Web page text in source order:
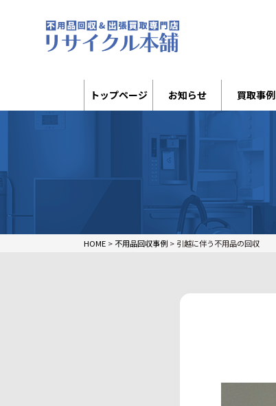
トップページ お知らせ 買取事例
HOME > 不用品回収事例 > 引越に伴う不用品の回収